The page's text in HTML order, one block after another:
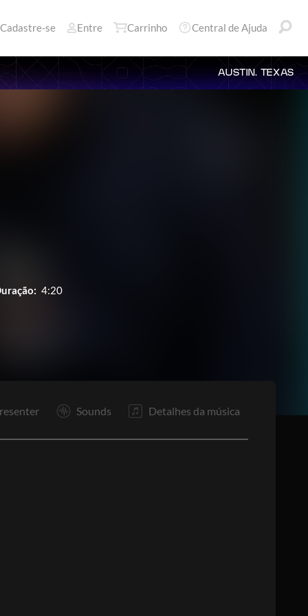
Cadastre-se Entre Carrinho Central de Ajuda
AUSTIN, TEXAS
4:20
Sounds Detalhes da música